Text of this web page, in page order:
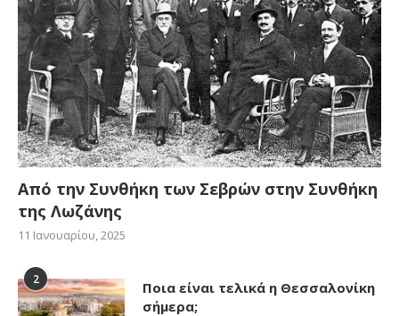
Από την Συνθήκη των Σεβρών στην Συνθήκη
της Λωζάνης
11 Ιανουαρίου, 2025
2
Ποια είναι τελικά η Θεσσαλονίκη
σήμερα;